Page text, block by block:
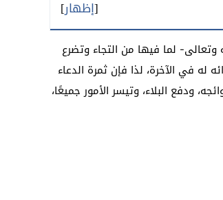
[إظهار]
وتعالى- لما فيها من التجاء وتضرع
له في الآخرة، لذا فإن ثمرة الدعاء
ودفع البلاء، وتيسر الأمور جميعًا،